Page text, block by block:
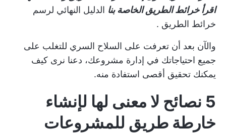
اقرأ خرائط الطريق الخاصة بنا الدليل النهائي لرسم
خرائط الطريق .
والآن بعد أن تعرفت على السلاح السري للتغلب على
جميع احتياجاتك في إدارة مشروعك، دعنا نرى كيف
يمكنك تحقيق أقصى استفادة منه.
5 نصائح لا معنى لها لإنشاء
خارطة طريق للمشروعات